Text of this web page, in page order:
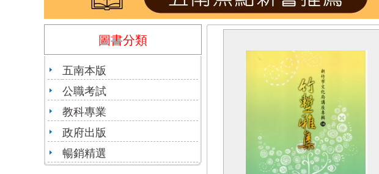
圖書分類
五南本版
公職考試
教科專業
政府出版
暢銷精選